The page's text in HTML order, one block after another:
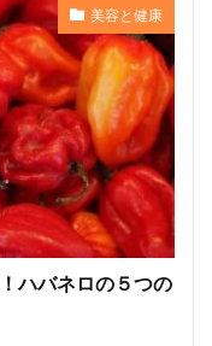
美容と健康
ハバネロの５つの